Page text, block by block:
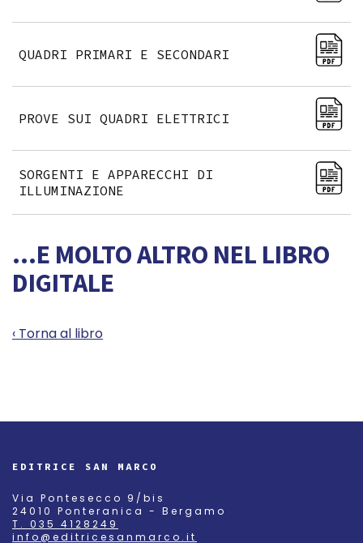
QUADRI PRIMARI E SECONDARI
PROVE SUI QUADRI ELETTRICI
SORGENTI E APPARECCHI DI
ILLUMINAZIONE
...E MOLTO ALTRO NEL LIBRO
DIGITALE
‹ Torna al libro
EDITRICE SAN MARCO
Via Pontesecco 9/bis
24010 Ponteranica - Bergamo
T. 035 4128249
info@editricesanmarco.it